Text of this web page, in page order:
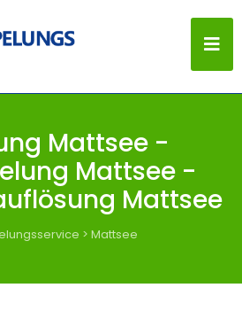
Mattsee -
Mattsee -
Mattsee
> Mattsee